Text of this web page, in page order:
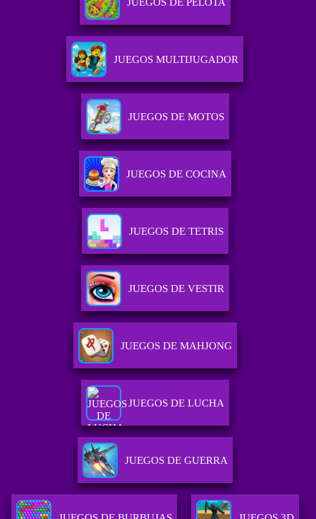
JUEGOS DE PELOTA
JUEGOS MULTIJUGADOR
JUEGOS DE MOTOS
JUEGOS DE COCINA
JUEGOS DE TETRIS
JUEGOS DE VESTIR
JUEGOS DE MAHJONG
JUEGOS DE LUCHA
JUEGOS DE GUERRA